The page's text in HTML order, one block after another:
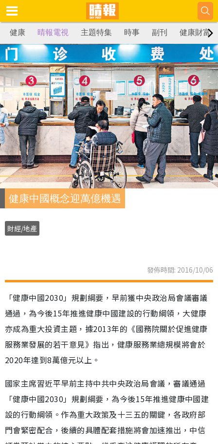
健康 晴報電視 主題特集 時事 副刊 健康財富
健康中國概念迎萬億機遇
財經/地產
發佈時間: 2016/10/06
「健康中國2030」規劃綱要，早前獲中央政治局會議審議
通過，為今後15年推進健康中國建設的行動綱領，大健康
亦成為重大投資主題，據2013年的《國務院關於促進健康
服務業發展的若干意見》指出，健康服務業總規模將會於
2020年達到8萬億元以上。
國家主席習近平早前主持中共中央政治局會議，審議通過
「健康中國2030」規劃綱要，為今後15年推進健康中國建
設的行動綱領。作為重大政策及十三五的關鍵，各政府部
門會緊密配合，後續的具體配套措施將會加速推出，中信